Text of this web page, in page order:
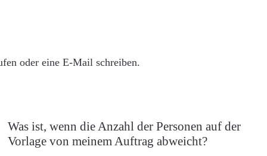
oder eine E-Mail schreiben.
Was ist, wenn die Anzahl der Personen auf der
Vorlage von meinem Auftrag abweicht?